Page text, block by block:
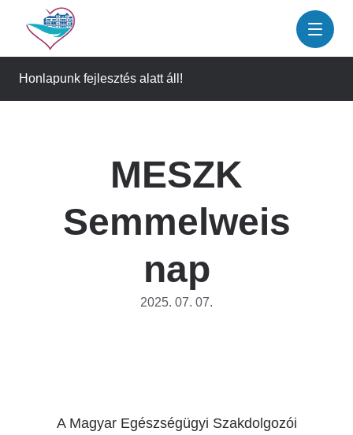
tartalomra
Honlapunk fejlesztés alatt áll!
MESZK
Semmelweis
nap
2025. 07. 07.
A Magyar Egészségügyi Szakdolgozói